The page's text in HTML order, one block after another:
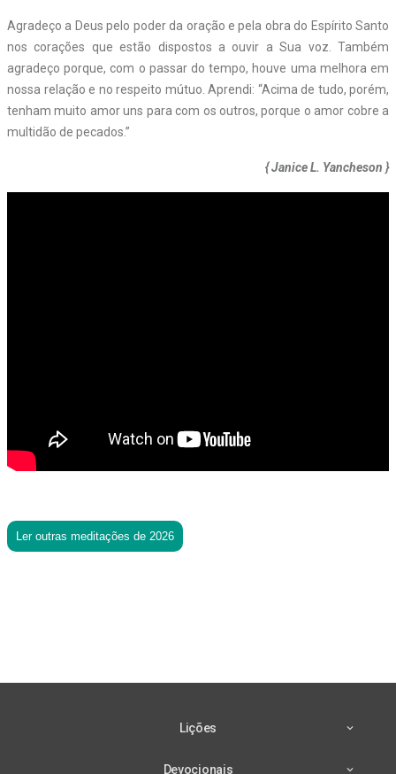
Agradeço a Deus pelo poder da oração e pela obra do Espírito Santo
nos corações que estão dispostos a ouvir a Sua voz. Também
agradeço porque, com o passar do tempo, houve uma melhora em
nossa relação e no respeito mútuo. Aprendi: “Acima de tudo, porém,
tenham muito amor uns para com os outros, porque o amor cobre a
multidão de pecados.”
{ Janice L. Yancheson }
Ler outras meditações de 2026
Lições
Devocionais